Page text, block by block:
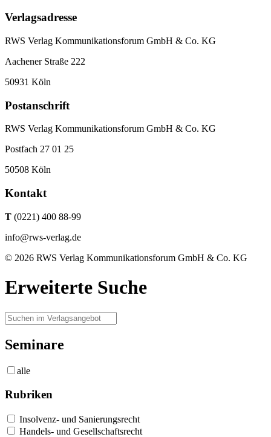
Verlagsadresse
RWS Verlag Kommunikationsforum GmbH & Co. KG
Aachener Straße 222
50931 Köln
Postanschrift
RWS Verlag Kommunikationsforum GmbH & Co. KG
Postfach 27 01 25
50508 Köln
Kontakt
T (0221) 400 88-99
info@rws-verlag.de
© 2026 RWS Verlag Kommunikationsforum GmbH & Co. KG
Erweiterte Suche
Seminare
alle
Rubriken
Insolvenz- und Sanierungsrecht
Handels- und Gesellschaftsrecht